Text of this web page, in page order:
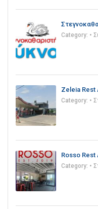
Category: •
Zeleia Rest
Category: •
Rosso
Category: •